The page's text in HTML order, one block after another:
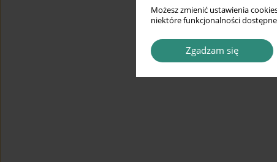
Możesz zmienić ustawienia
niektóre funkcjonalności
Zgadzam się